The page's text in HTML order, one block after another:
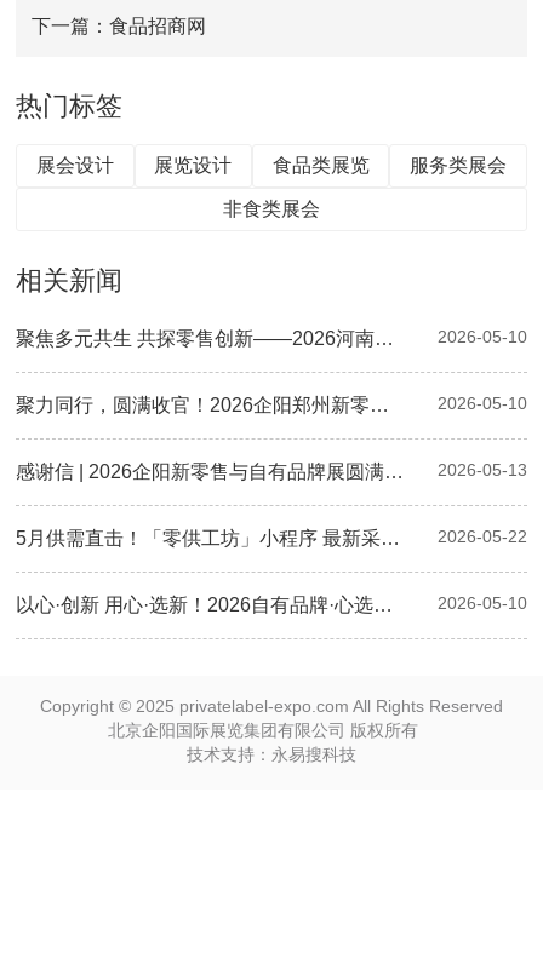
下一篇：食品招商网
热门标签
展会设计 展览设计 食品类展览 服务类展会
非食类展会
相关新闻
聚焦多元共生 共探零售创新——2026河南零售创新大会暨第二届郑州自有品牌供应链大会圆满落幕 2026-05-10
聚力同行，圆满收官！2026企阳郑州新零售与自有品牌展现场精彩回顾 2026-05-10
感谢信 | 2026企阳新零售与自有品牌展圆满落幕：感恩有您，下届再会！ 2026-05-13
5月供需直击！「零供工坊」小程序 最新采购清单已更新，速来对接！ 2026-05-22
以心·创新 用心·选新！2026自有品牌·心选奖颁奖典礼圆满举行，三大奖项荣耀揭晓 2026-05-10
Copyright © 2025 privatelabel-expo.com All Rights Reserved
北京企阳国际展览集团有限公司 版权所有
技术支持：永易搜科技